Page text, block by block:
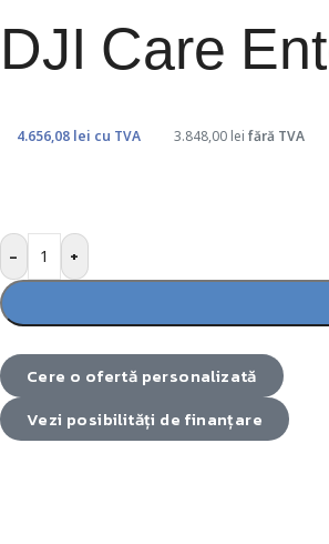
DJI Care
3.848,00 lei fără TVA
4.656,08 lei cu TVA
-
+
Cere o ofertă personalizată
Vezi posibilități de finanțare